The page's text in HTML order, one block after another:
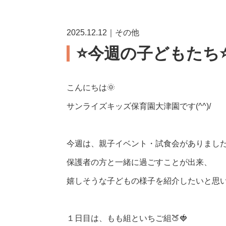
2025.12.12｜その他
⭐️今週の子どもたち
こんにちは🌞
サンライズキッズ保育園大津園です(^^)/
今週は、親子イベント・試食会がありまし
保護者の方と一緒に過ごすことが出来、
嬉しそうな子どもの様子を紹介したいと思
１日目は、もも組といちご組🍑🍓